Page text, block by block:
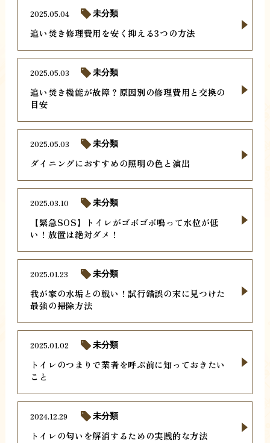
追い焚き修理費用を安く抑える3つの方法
2025.05.04 未分類
追い焚き機能が故障？原因別の修理費用と交換の
目安
2025.05.03 未分類
ダイニングにおすすめの照明の色と演出
2025.05.03 未分類
【緊急SOS】トイレがゴボゴボ鳴って水位が低
い！放置は絶対ダメ！
2025.03.10 未分類
我が家の水垢との戦い！試行錯誤の末に見つけた
最強の掃除方法
2025.01.23 未分類
トイレのつまりで業者を呼ぶ前に知っておきたい
こと
2025.01.02 未分類
トイレの匂いを解消するための実践的な方法
2024.12.29 未分類